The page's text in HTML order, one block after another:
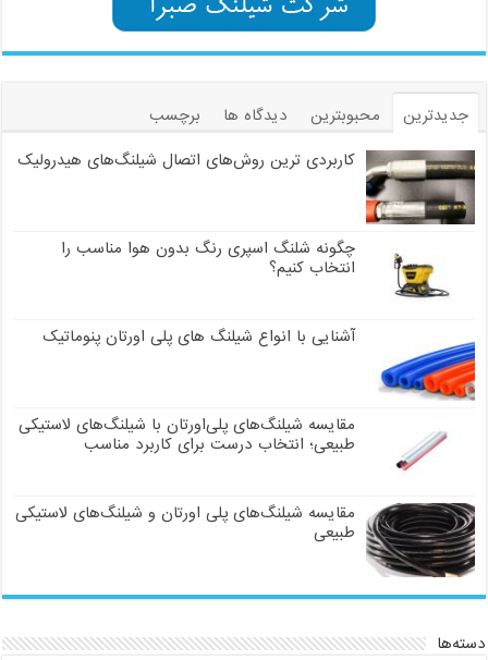
جدیدترین محبوبترین دیدگاه ها
برچسب
کاربردی ترین روش‌های اتصال شیلنگ‌های هیدرولیک
چگونه شلنگ اسپری رنگ بدون هوا مناسب را
انتخاب کنیم؟
آشنایی با انواع شیلنگ های پلی اورتان پنوماتیک
مقایسه شیلنگ‌های پلی‌اورتان با شیلنگ‌های لاستیکی
طبیعی؛ انتخاب درست برای کاربرد مناسب
مقایسه شیلنگ‌های پلی اورتان و شیلنگ‌های لاستیکی
طبیعی
دسته‌ها